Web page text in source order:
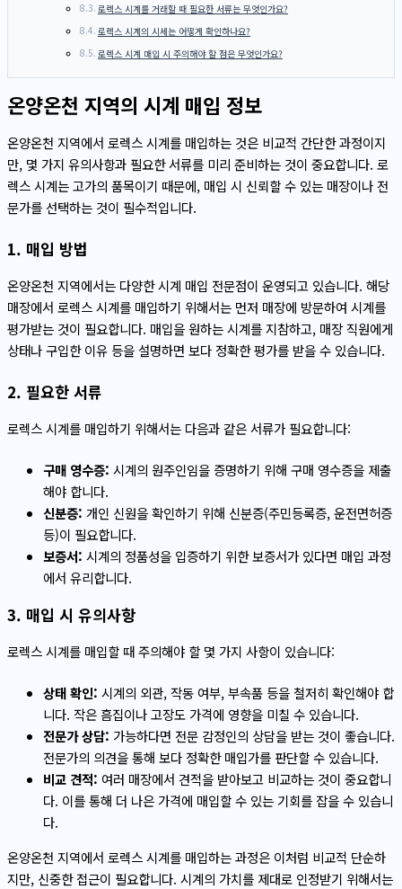
로렉스 시계를 거래할 때 필요한 서류는 무엇인가요?
로렉스 시계의 시세는 어떻게 확인하나요?
로렉스 시계 매입 시 주의해야 할 점은 무엇인가요?
온양온천 지역의 시계 매입 정보
온양온천 지역에서 로렉스 시계를 매입하는 것은 비교적 간단한 과정이지
만, 몇 가지 유의사항과 필요한 서류를 미리 준비하는 것이 중요합니다. 로
렉스 시계는 고가의 품목이기 때문에, 매입 시 신뢰할 수 있는 매장이나 전
문가를 선택하는 것이 필수적입니다.
1. 매입 방법
온양온천 지역에서는 다양한 시계 매입 전문점이 운영되고 있습니다. 해당
매장에서 로렉스 시계를 매입하기 위해서는 먼저 매장에 방문하여 시계를
평가받는 것이 필요합니다. 매입을 원하는 시계를 지참하고, 매장 직원에게
상태나 구입한 이유 등을 설명하면 보다 정확한 평가를 받을 수 있습니다.
2. 필요한 서류
로렉스 시계를 매입하기 위해서는 다음과 같은 서류가 필요합니다:
구매 영수증: 시계의 원주인임을 증명하기 위해 구매 영수증을 제출
해야 합니다.
신분증: 개인 신원을 확인하기 위해 신분증(주민등록증, 운전면허증
등)이 필요합니다.
보증서: 시계의 정품성을 입증하기 위한 보증서가 있다면 매입 과정
에서 유리합니다.
3. 매입 시 유의사항
로렉스 시계를 매입할 때 주의해야 할 몇 가지 사항이 있습니다:
상태 확인: 시계의 외관, 작동 여부, 부속품 등을 철저히 확인해야 합
니다. 작은 흠집이나 고장도 가격에 영향을 미칠 수 있습니다.
전문가 상담: 가능하다면 전문 감정인의 상담을 받는 것이 좋습니다.
전문가의 의견을 통해 보다 정확한 매입가를 판단할 수 있습니다.
비교 견적: 여러 매장에서 견적을 받아보고 비교하는 것이 중요합니
다. 이를 통해 더 나은 가격에 매입할 수 있는 기회를 잡을 수 있습니
다.
온양온천 지역에서 로렉스 시계를 매입하는 과정은 이처럼 비교적 단순하
지만, 신중한 접근이 필요합니다. 시계의 가치를 제대로 인정받기 위해서는